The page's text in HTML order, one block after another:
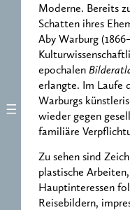
Moderne. Bereits
Schatten ihres
Aby Warburg
epochalen
erlangte. Im Laufe
Warburgs
wieder gegen
familiäre
Zu sehen sind
plastische
Hauptinteressen
Reisebildern,